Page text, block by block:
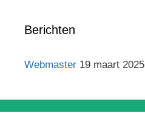
Berichten
Webmaster 19 maart 2025